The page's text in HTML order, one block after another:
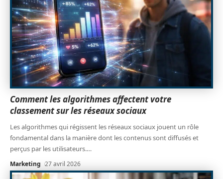
Comment les algorithmes affectent votre
classement sur les réseaux sociaux
Les algorithmes qui régissent les réseaux sociaux jouent un rôle
fondamental dans la manière dont les contenus sont diffusés et
perçus par les utilisateurs.…
Marketing 27 avril 2026